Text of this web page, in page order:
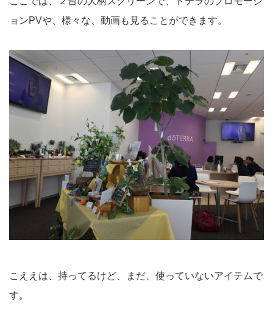
ョンPVや、様々な、動画も見ることができます。
こええは、持ってるけど、まだ、使っていないアイテムで
す。